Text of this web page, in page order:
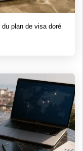
plan de visa doré